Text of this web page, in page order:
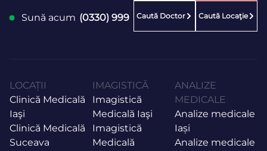
Sună acum (0330) 999 Caută Doctor Caută Locaţie
LOCAȚII
Clinică Medicală
Iaşi
Clinică Medicală
Suceava
IMAGISTICĂ
Imagistică
Medicală Iaşi
Imagistică
Medicală
ANALIZE
MEDICALE
Analize medicale
Iași
Analize medicale